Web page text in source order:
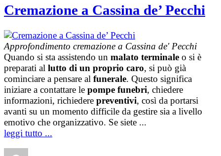
Cremazione a Cassina de’ Pecchi
Approfondimento cremazione a Cassina de' Pecchi
Quando si sta assistendo un malato terminale o si è
preparati al lutto di un proprio caro, si può già
cominciare a pensare al funerale. Questo significa
iniziare a contattare le pompe funebri, chiedere
informazioni, richiedere preventivi, così da portarsi
avanti su un momento difficile da gestire sia a livello
emotivo che organizzativo. Se siete ...
leggi tutto ...